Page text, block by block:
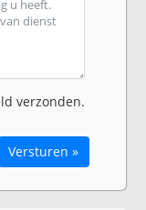
verzonden.
Versturen »